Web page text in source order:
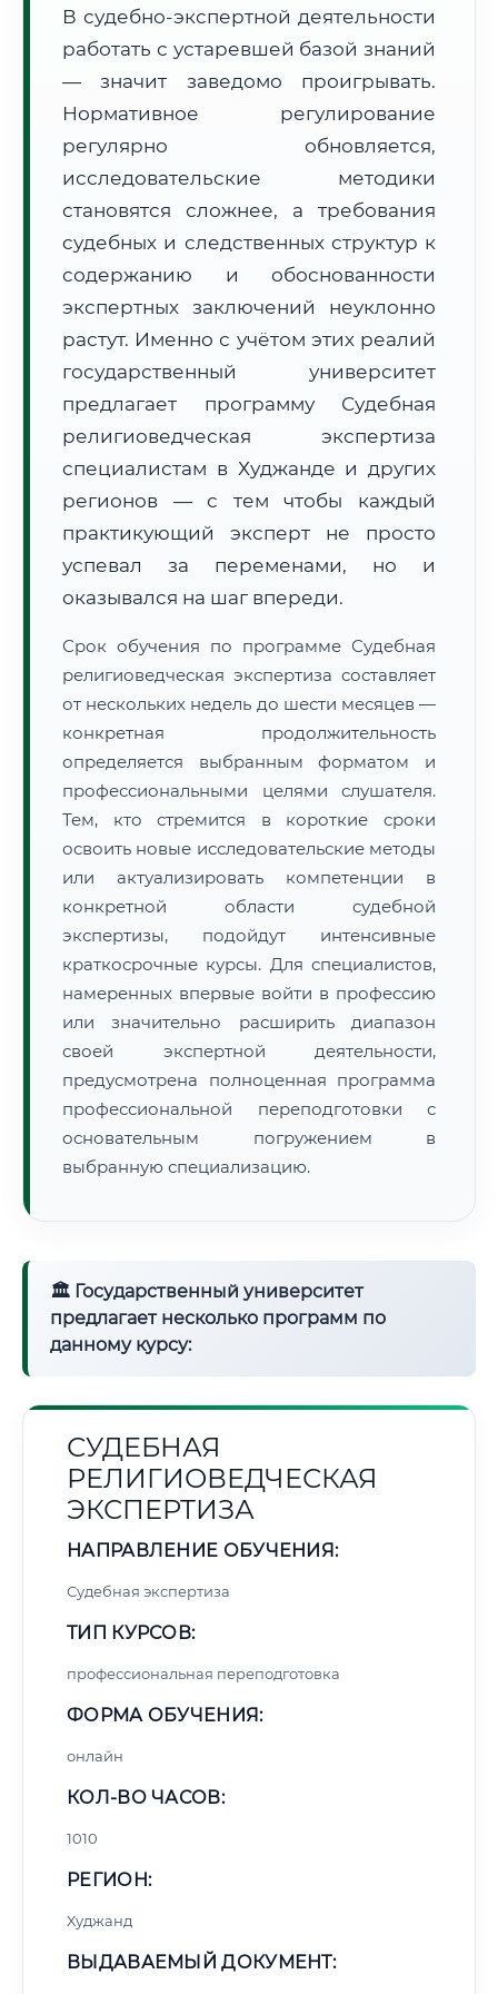
Формат учебы:
Дистанционно
🗺️ Зона обслуживания: г. Худжанд
Расчет логистики оригиналов:
• Маршрут транзита: ~1 913 км
• Экспресс-доставка СДЭК / Почтой:
3–5 рабочих дней
📜 Документы и аккредитация ФИС ФРДО
🔍Нажмите на документ для увеличения и просмотра
В судебно-экспертной деятельности
работать с устаревшей базой знаний
— значит заведомо проигрывать.
Нормативное регулирование
регулярно обновляется,
исследовательские методики
становятся сложнее, а требования
судебных и следственных структур к
содержанию и обоснованности
экспертных заключений неуклонно
растут. Именно с учётом этих реалий
государственный университет
предлагает программу Судебная
религиоведческая экспертиза
специалистам в Худжанде и других
регионов — с тем чтобы каждый
практикующий эксперт не просто
успевал за переменами, но и
оказывался на шаг впереди.
Срок обучения по программе Судебная
религиоведческая экспертиза составляет
от нескольких недель до шести месяцев —
конкретная продолжительность
определяется выбранным форматом и
профессиональными целями слушателя.
Тем, кто стремится в короткие сроки
освоить новые исследовательские методы
или актуализировать компетенции в
конкретной области судебной
экспертизы, подойдут интенсивные
краткосрочные курсы. Для специалистов,
намеренных впервые войти в профессию
или значительно расширить диапазон
своей экспертной деятельности,
предусмотрена полноценная программа
профессиональной переподготовки с
основательным погружением в
выбранную специализацию.
🏛 Государственный университет
предлагает несколько программ по
данному курсу:
СУДЕБНАЯ
РЕЛИГИОВЕДЧЕСКАЯ
ЭКСПЕРТИЗА
НАПРАВЛЕНИЕ ОБУЧЕНИЯ:
Судебная экспертиза
ТИП КУРСОВ:
профессиональная переподготовка
ФОРМА ОБУЧЕНИЯ:
онлайн
КОЛ-ВО ЧАСОВ:
1010
РЕГИОН:
Худжанд
ВЫДАВАЕМЫЙ ДОКУМЕНТ: